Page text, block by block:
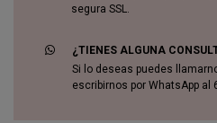
segura SSL.
¿TIENES ALGUNA
Si lo deseas puedes
escribirnos por WhatsApp al